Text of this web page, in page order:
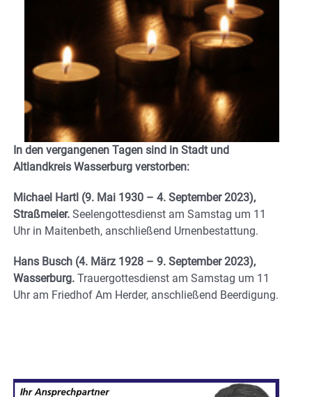
In den vergangenen Tagen sind in Stadt und
Altlandkreis Wasserburg verstorben:
Michael Hartl (9. Mai 1930 – 4. September 2023),
Straßmeier. Seelengottesdienst am Samstag um 11
Uhr in Maitenbeth, anschließend Urnenbestattung.
Hans Busch (4. März 1928 – 9. September 2023),
Wasserburg. Trauergottesdienst am Samstag um 11
Uhr am Friedhof Am Herder, anschließend Beerdigung.